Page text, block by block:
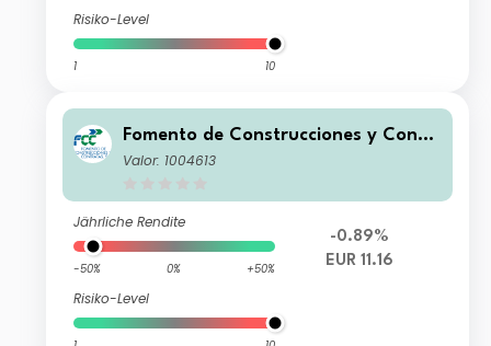
Risiko-Level
1 10
Fomento de Construcciones y Contr
atas SA
Valor: 1004613
Jährliche Rendite
-50% 0% +50%
Risiko-Level
-0.89%
EUR 11.16